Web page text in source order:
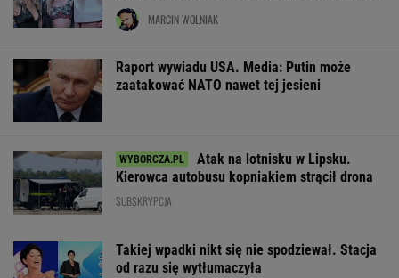
MARCIN WOLNIAK
Raport wywiadu USA. Media: Putin może
zaatakować NATO nawet tej jesieni
Atak na lotnisku w Lipsku.
Kierowca autobusu kopniakiem strącił drona
SUBSKRYPCJA
Takiej wpadki nikt się nie spodziewał. Stacja
od razu się wytłumaczyła